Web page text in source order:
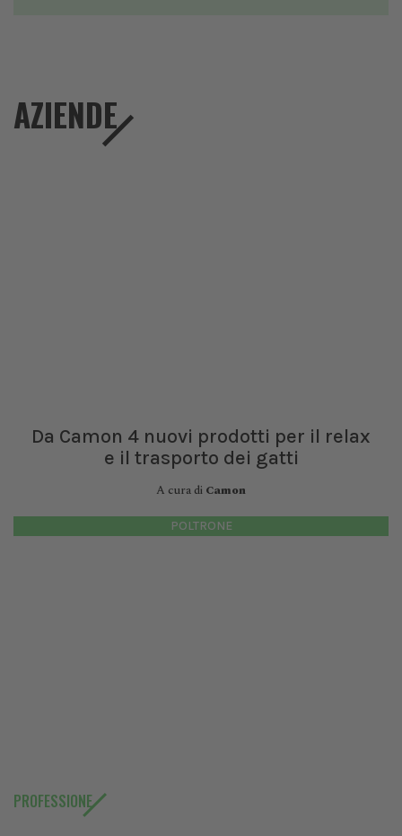
AZIENDE
Da Camon 4 nuovi prodotti per il relax
e il trasporto dei gatti
A cura di Camon
POLTRONE
PROFESSIONE